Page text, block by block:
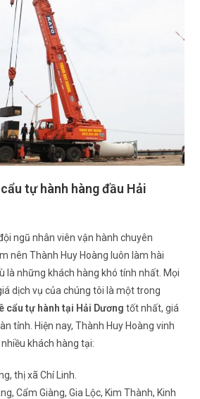
tự hành hàng đầu Hải
ngũ nhân viên vận hành chuyên
nên Thành Huy Hoàng luôn làm hài
là những khách hàng khó tính nhất. Mọi
dịch vụ của chúng tôi là một trong
cẩu tự hành tại Hải Dương tốt nhất, giá
tỉnh. Hiện nay, Thành Huy Hoàng vinh
khách hàng tại:
thị xã Chí Linh.
Cẩm Giàng, Gia Lộc, Kim Thành, Kinh